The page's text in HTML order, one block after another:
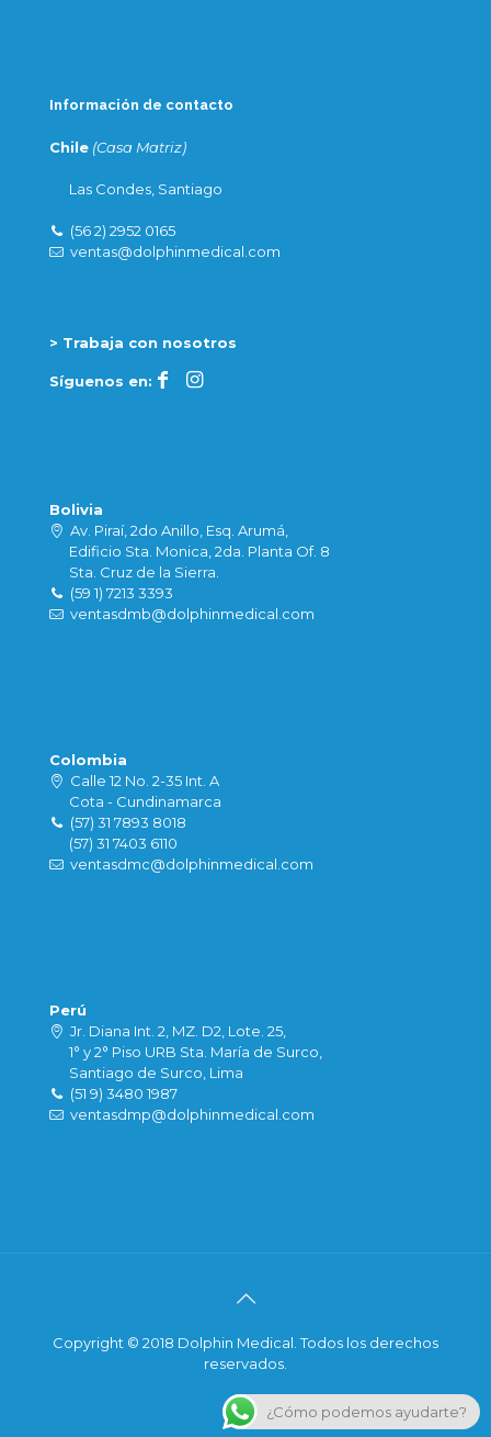
Información de contacto
Chile (Casa Matriz)
Las Condes, Santiago
(56 2) 2952 0165
ventas@dolphinmedical.com
> Trabaja con nosotros
Síguenos en:
Bolivia
Av. Piraí, 2do Anillo, Esq. Arumá,
Edificio Sta. Monica, 2da. Planta Of. 8
Sta. Cruz de la Sierra.
(59 1) 7213 3393
ventasdmb@dolphinmedical.com
Colombia
Calle 12 No. 2-35 Int. A
Cota - Cundinamarca
(57) 31 7893 8018
(57) 31 7403 6110
ventasdmc@dolphinmedical.com
Perú
Jr. Diana Int. 2, MZ. D2, Lote. 25,
1° y 2° Piso URB Sta. María de Surco,
Santiago de Surco, Lima
(51 9) 3480 1987
ventasdmp@dolphinmedical.com
Copyright © 2018 Dolphin Medical. Todos los derechos
reservados.
¿Cómo podemos ayudarte?